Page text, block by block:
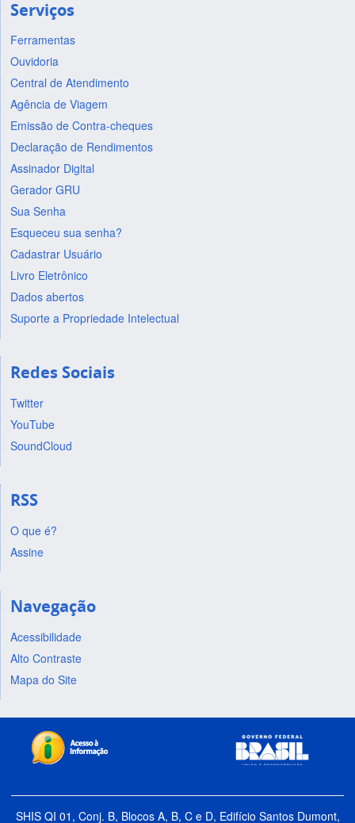
Serviços
Ferramentas
Ouvidoria
Central de Atendimento
Agência de Viagem
Emissão de Contra-cheques
Declaração de Rendimentos
Assinador Digital
Gerador GRU
Sua Senha
Esqueceu sua senha?
Cadastrar Usuário
Livro Eletrônico
Dados abertos
Suporte a Propriedade Intelectual
Redes Sociais
Twitter
YouTube
SoundCloud
RSS
O que é?
Assine
Navegação
Acessibilidade
Alto Contraste
Mapa do Site
SHIS QI 01, Conj. B, Blocos A, B, C e D, Edifício Santos Dumont,